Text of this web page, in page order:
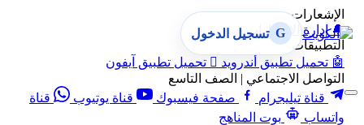
الإشعارات
🔔 إدارة الإشعارات
التطبيقات
🤖 تحميل تطبيق أندرويد  تحميل تطبيق آيفون
التواصل الاجتماعي | الصف التاسع
قناة تيليجرام
صفحة فيسبوك قناة يوتيوب
قناة
واتساب
بوت المناهج
G تسجيل الدخول